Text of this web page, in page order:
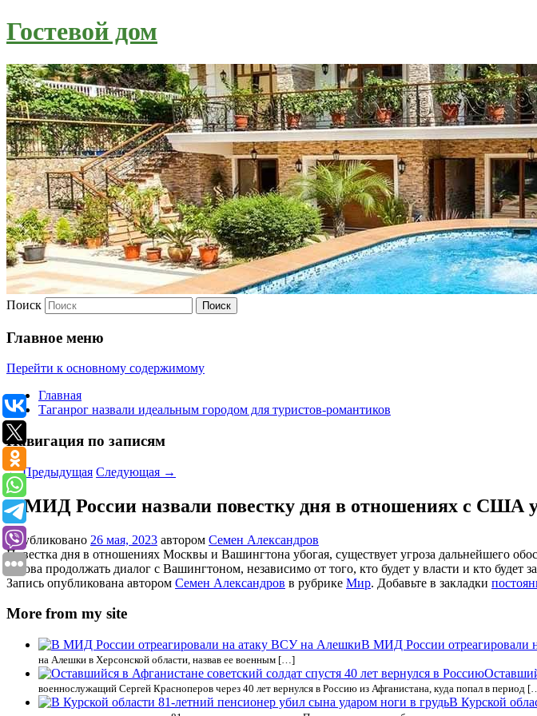
Гостевой дом
Поиск
Главное меню
Перейти к основному содержимому
Главная
Таганрог назвали идеальным городом для туристов-романтиков
Навигация по записям
←Предыдущая Следующая →
В МИД России назвали повестку дня в отношениях с США
Опубликовано 26 мая, 2023 автором Семен Александров
Повестка дня в отношениях Москвы и Вашингтона убогая, существует угроза дальнейшего
готова продолжать диалог с Вашингтоном, независимо от того, кто будет у власти и кто будет
Запись опубликована автором Семен Александров в рубрике Мир. Добавьте в закладки
More from my site
В МИД России отреагировали
на Алешки в Херсонской области, назвав ее военным […]
военнослужащий Сергей Красноперов через 40 лет вернулся в Россию из Афганистана, куда попал в период
В Курской